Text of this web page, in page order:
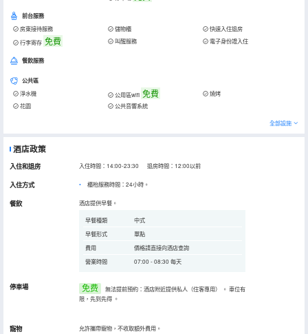
前台服務
房東接待服務 儲物櫃
快速入住退房
行李寄存 免費 叫醒服務 電子身份證入住
餐飲服務
公共區
淨水機 公用區wifi 免費
燒烤
花園
公共音響系統
全部設施
酒店政策
入住和退房 入住時間：14:00-23:30 退房時間：12:00以前
入住方式 櫃枱服務時間：24小時。
餐飲 酒店提供早餐。
早餐種類
中式
早餐形式
單點
費用
價格請直接向酒店查詢
營業時間
07:00 - 08:30 每天
停車場 免费 無法提前預約：酒店附近提供私人（住客專用） 。 車位有
限，先到先得 。
寵物 允許攜帶寵物，不收取額外費用。